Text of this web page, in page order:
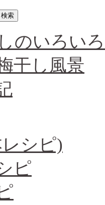
のいろいろ
干し風景
シピ)
ピ